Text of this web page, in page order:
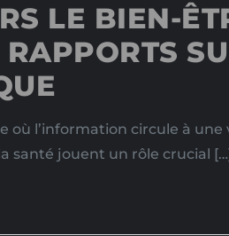
LE BIEN-
RAPPORTS
où l’information circule à une
santé jouent un rôle crucial